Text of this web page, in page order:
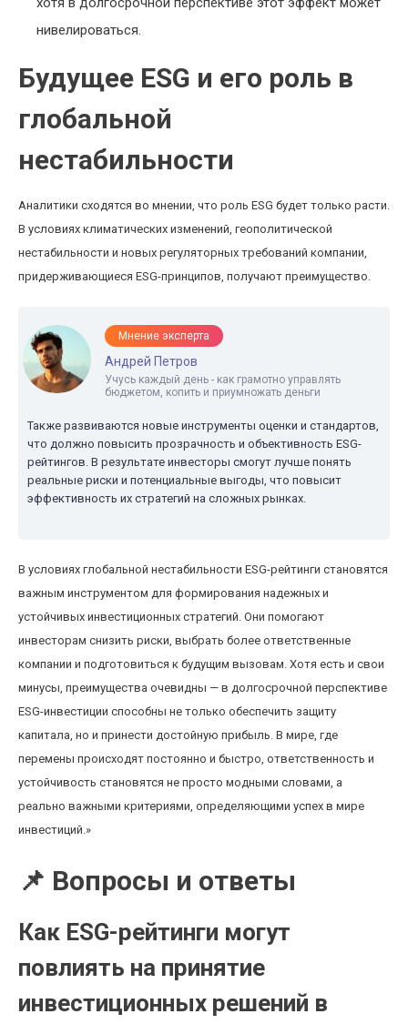
нивелироваться.
Будущее ESG и его роль в
глобальной
нестабильности
Аналитики сходятся во мнении, что роль ESG будет только расти.
В условиях климатических изменений, геополитической
нестабильности и новых регуляторных требований компании,
придерживающиеся ESG-принципов, получают преимущество.
Мнение эксперта
Андрей Петров
Учусь каждый день - как грамотно управлять
бюджетом, копить и приумножать деньги
Также развиваются новые инструменты оценки и стандартов,
что должно повысить прозрачность и объективность ESG-
рейтингов. В результате инвесторы смогут лучше понять
реальные риски и потенциальные выгоды, что повысит
эффективность их стратегий на сложных рынках.
В условиях глобальной нестабильности ESG-рейтинги становятся
важным инструментом для формирования надежных и
устойчивых инвестиционных стратегий. Они помогают
инвесторам снизить риски, выбрать более ответственные
компании и подготовиться к будущим вызовам. Хотя есть и свои
минусы, преимущества очевидны — в долгосрочной перспективе
ESG-инвестиции способны не только обеспечить защиту
капитала, но и принести достойную прибыль. В мире, где
перемены происходят постоянно и быстро, ответственность и
устойчивость становятся не просто модными словами, а
реально важными критериями, определяющими успех в мире
инвестиций.»
📌 Вопросы и ответы
Как ESG-рейтинги могут
повлиять на принятие
инвестиционных решений в